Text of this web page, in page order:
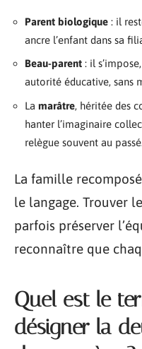
Parent biologique : il
ancre l’enfant dans sa
Beau-parent : il
autorité éducative, sans
La marâtre, héritée des
hanter l’imaginaire
relègue souvent au passé.
La famille
le langage. Trouver
parfois préserver
reconnaître que
Quel est le
désigner la